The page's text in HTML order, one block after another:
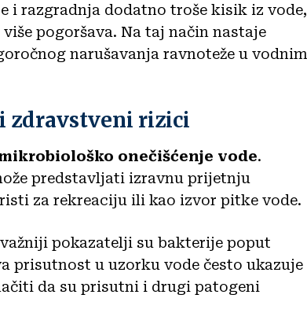
i razgradnja dodatno troše kisik iz vode,
pogoršava. Na taj način nastaje
narušavanja ravnoteže u vodnim
zdravstveni rizici
onečišćenje vode.
predstavljati izravnu prijetnju
za rekreaciju ili kao izvor pitke vode.
pokazatelji su bakterije poput
prisutnost u uzorku vode često ukazuje
da su prisutni i drugi patogeni